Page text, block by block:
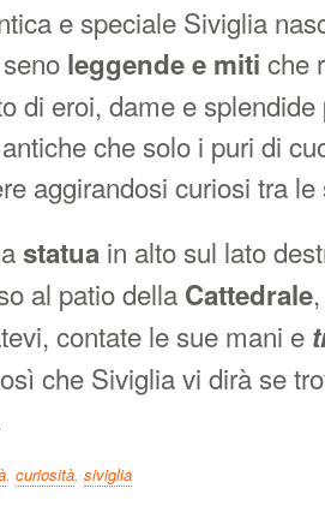
e speciale Siviglia
leggende e miti che
di eroi, dame e
che solo i puri di
aggirandosi curiosi tra
statua in alto sul lato
al patio della Cattedrale
contate le sue mani e
che Siviglia vi dirà se
, curiosità, siviglia